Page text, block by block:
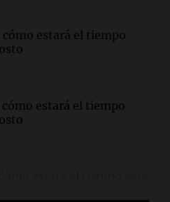
estará el tiempo
estará el tiempo